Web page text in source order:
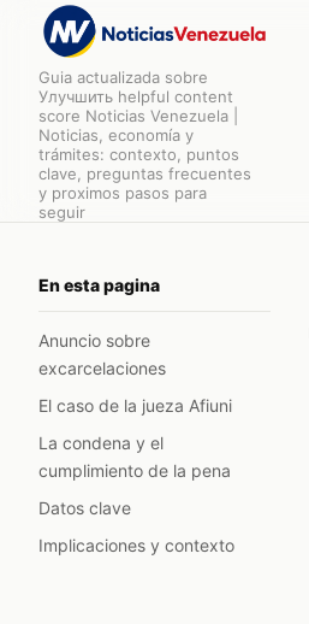
Guia actualizada sobre
Улучшить helpful content
score Noticias Venezuela |
Noticias, economía y
trámites: contexto, puntos
clave, preguntas frecuentes
y proximos pasos para
seguir
En esta pagina
Anuncio sobre
excarcelaciones
El caso de la jueza Afiuni
La condena y el
cumplimiento de la pena
Datos clave
Implicaciones y contexto